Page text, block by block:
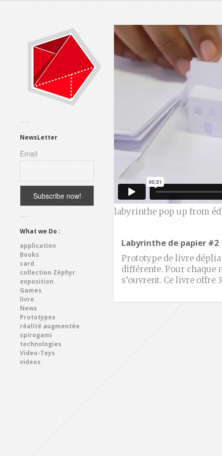
NewsLetter
Email
What we Do :
application
Books
card
collection Zéphyr
exposition
Games
livre
News
Prototypes
réalité augmentée
spirogami
technologies
Video-Toys
videos
labyrinthe pop up from
Labyrinthe de papier #2
Prototype de livre
différente. Pour chaque
s’ouvrent. Ce livre offre